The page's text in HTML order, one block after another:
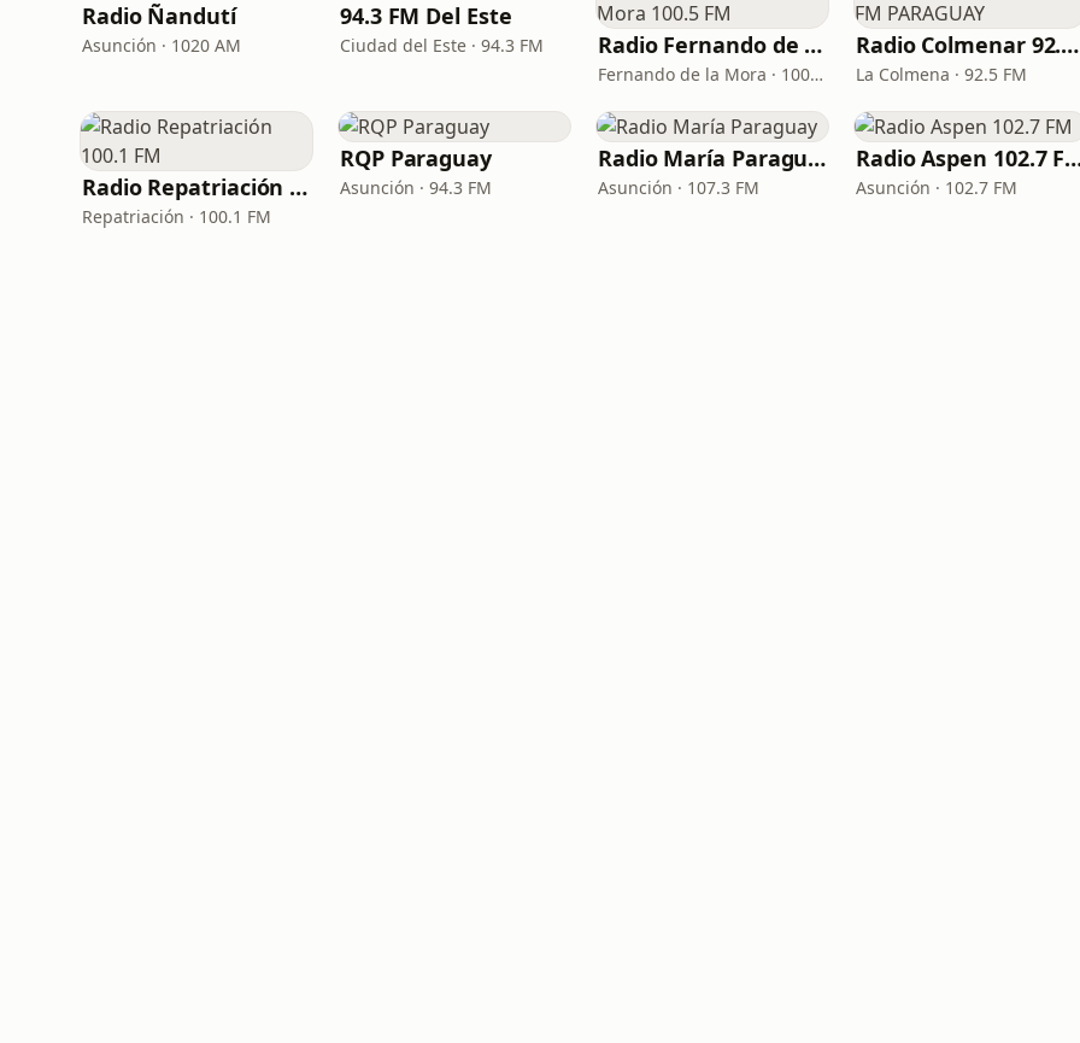
Radio Ñandutí
Asunción · 1020 AM
94.3 FM Del Este
Ciudad del Este · 94.3 FM Radio Fernando de la Mora 100.5 FM
Fernando de la Mora · 100.5 FM
Radio Colmenar 92.5 FM PARAGUAY
La Colmena · 92.5 FM
Radio Repatriación 100.1 FM
Repatriación · 100.1 FM
RQP Paraguay
Asunción · 94.3 FM
Radio María Paraguay
Asunción · 107.3 FM
Radio Aspen
Asunción · 102.7 FM